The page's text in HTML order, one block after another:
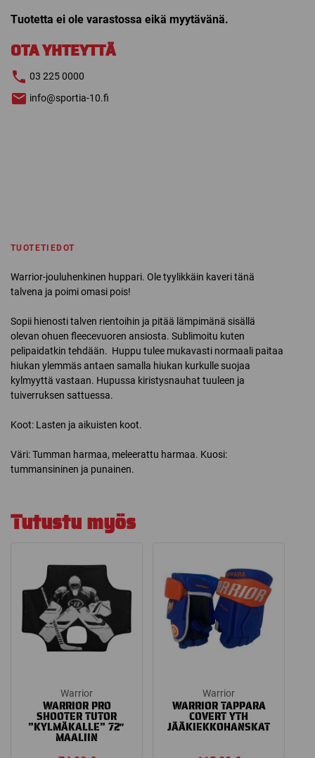
Tuotetta ei ole varastossa eikä myytävänä.
OTA YHTEYTTÄ
03 225 0000
info@sportia-10.fi
TUOTETIEDOT
Warrior-jouluhenkinen huppari. Ole tyylikkäin kaveri tänä
talvena ja poimi omasi pois!
Sopii hienosti talven rientoihin ja pitää lämpimänä sisällä
olevan ohuen fleecevuoren ansiosta. Sublimoitu kuten
pelipaidatkin tehdään. Huppu tulee mukavasti normaali paitaa
hiukan ylemmäs antaen samalla hiukan kurkulle suojaa
kylmyyttä vastaan. Hupussa kiristysnauhat tuuleen ja
tuiverruksen sattuessa.
Koot: Lasten ja aikuisten koot.
Väri: Tumman harmaa, meleerattu harmaa. Kuosi:
tummansininen ja punainen.
Tutustu myös
Warrior
WARRIOR PRO
SHOOTER TUTOR
”KYLMÄKALLE” 72″
MAALIIN
Warrior
WARRIOR TAPPARA
COVERT YTH
JÄÄKIEKKOHANSKAT